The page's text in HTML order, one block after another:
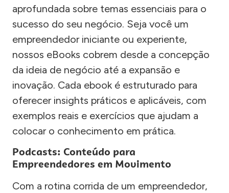
aprofundada sobre temas essenciais para o
sucesso do seu negócio. Seja você um
empreendedor iniciante ou experiente,
nossos eBooks cobrem desde a concepção
da ideia de negócio até a expansão e
inovação. Cada ebook é estruturado para
oferecer insights práticos e aplicáveis, com
exemplos reais e exercícios que ajudam a
colocar o conhecimento em prática.
Podcasts: Conteúdo para
Empreendedores em Movimento
Com a rotina corrida de um empreendedor,